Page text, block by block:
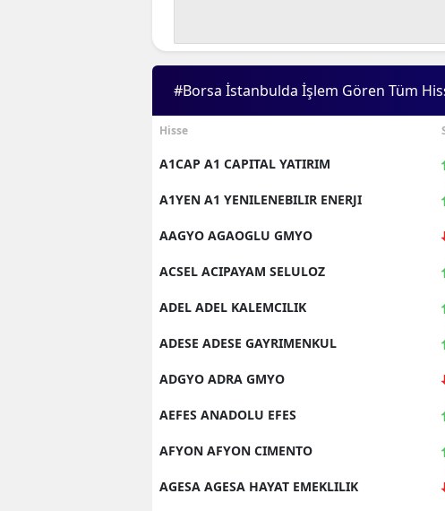
#Borsa İstanbulda İşlem Gören Tüm
Hisse
A1CAP A1 CAPITAL YATIRIM
A1YEN A1 YENILENEBILIR ENERJI
AAGYO AGAOGLU GMYO
ACSEL ACIPAYAM SELULOZ
ADEL ADEL KALEMCILIK
ADESE ADESE GAYRIMENKUL
ADGYO ADRA GMYO
AEFES ANADOLU EFES
AFYON AFYON CIMENTO
AGESA AGESA HAYAT EMEKLILIK